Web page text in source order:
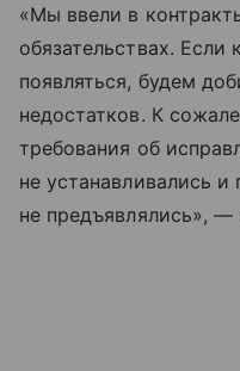
«Мы ввели в
обязательствах. Если
появляться, будем
недостатков. К
требования об
не устанавливались
не предъявлялись», —